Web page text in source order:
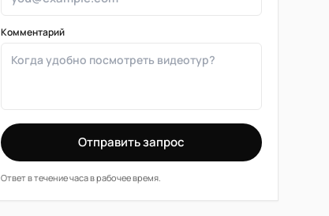
Комментарий
Отправить запрос
Ответ в течение часа в рабочее время.